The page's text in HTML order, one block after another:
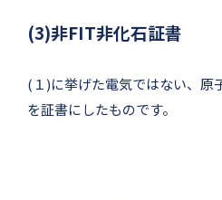
(3)非FIT非化石証書
(１)に挙げた電気ではない、原
を証書にしたものです。